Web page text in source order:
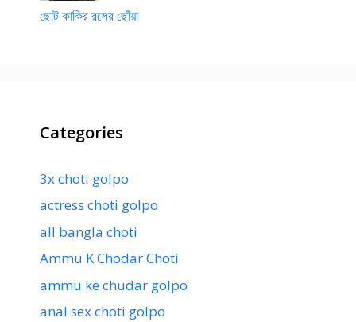
ছোট কাকির রসের ছোঁয়া
Categories
3x choti golpo
actress choti golpo
all bangla choti
Ammu K Chodar Choti
ammu ke chudar golpo
anal sex choti golpo